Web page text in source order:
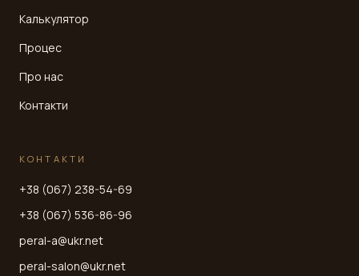
Калькулятор
Процес
Про нас
Контакти
КОНТАКТИ
+38 (067) 238-54-69
+38 (067) 536-86-96
peral-a@ukr.net
peral-salon@ukr.net